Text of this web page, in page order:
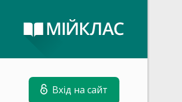
Вхід на сайт